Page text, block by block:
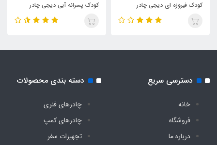
کودک فیروزه ای دیجی چادر
کودک پسرانه آبی دیجی چادر
دسترسی سریع
خانه
فروشگاه
درباره ما
دسته بندی محصولات
چادرهای فنری
چادرهای کمپ
تجهیزات سفر